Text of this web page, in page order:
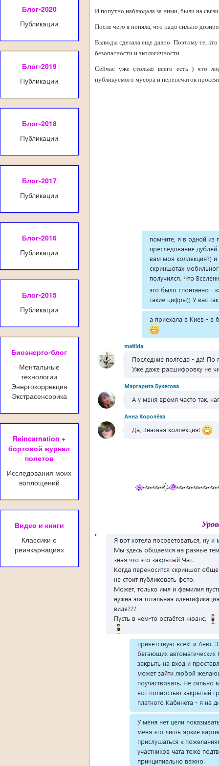
Блог-2020
Публикации
Блог-2019
Публикации
Блог-2018
Публикации
Блог-2017
Публикации
Блог-2016
Публикации
Блог-2015
Публикации
Биоэнерго-блог
Ментальные
технологии
Энергокоррекция
Экстрасенсорика
Reincarnation +
бортовой журнал
полетов
Исследования моих
воплощений
Видео и книги
Классики о
реинкарнациях
И попутно наблюдала за ними, были на связи
После чего я поняла, что надо сильно
Выводы сделала еще давно. Поэтому те,
безопасности и экологичности.
Сейчас уже столько всего есть ) что
публикуемого мусора и перепечаток